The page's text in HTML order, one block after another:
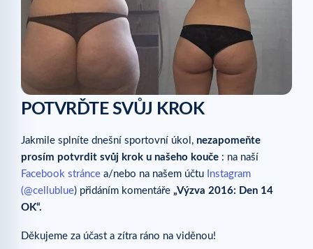
POTVRĎTE SVŮJ KROK
Jakmile splníte dnešní sportovní úkol, nezapomeňte
prosím potvrdit svůj krok u našeho kouče : na naší
Facebook stránce a/nebo na našem účtu Instagram
(@cellublue) přidáním komentáře „Výzva 2016: Den 14
OK“.
Děkujeme za účast a zítra ráno na viděnou!